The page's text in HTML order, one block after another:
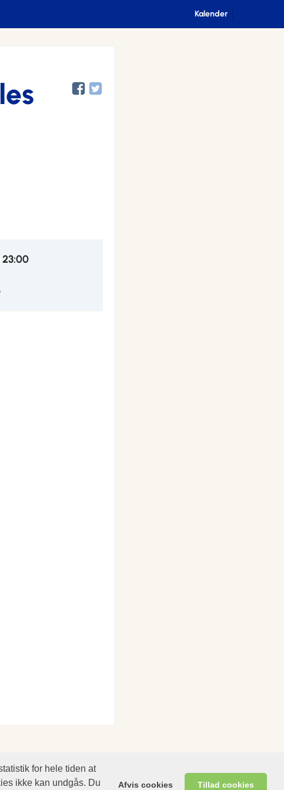
for hele tiden at
ikke kan undgås. Du
Afvis cookies Tillad cookies
Kalender